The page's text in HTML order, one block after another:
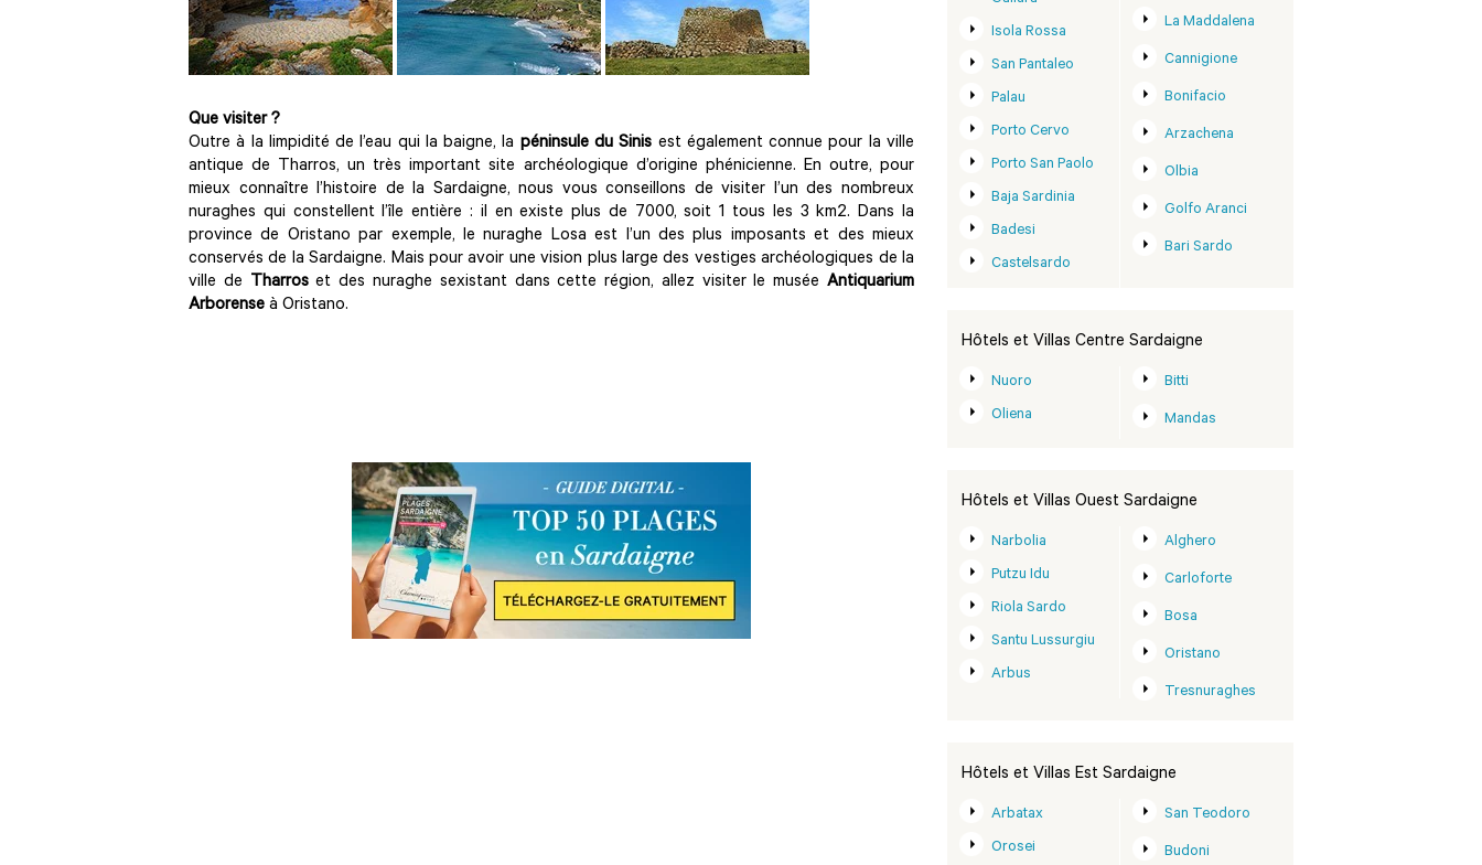
Que visiter ?
Outre à la limpidité de l’eau qui la baigne, la péninsule du Sinis est également connue pour la ville
antique de Tharros, un très important site archéologique d’origine phénicienne. En outre, pour
mieux connaître l’histoire de la Sardaigne, nous vous conseillons de visiter l’un des nombreux
nuraghes qui constellent l’île entière : il en existe plus de 7000, soit 1 tous les 3 km2. Dans la
province de Oristano par exemple, le nuraghe Losa est l’un des plus imposants et des mieux
conservés de la Sardaigne. Mais pour avoir une vision plus large des vestiges archéologiques de la
ville de
Tharroset des nuraghe sexistant dans cette région, allez visiter le musée Antiquarium
Arborense à Oristano.
Isola Rossa
San Pantaleo
Palau
Porto Cervo
Porto San Paolo
Baja Sardinia
Badesi
Castelsardo
La Maddalena
Cannigione
Bonifacio
Arzachena
Olbia
Golfo Aranci
Bari Sardo
Hôtels et Villas Centre Sardaigne
Nuoro
Oliena
Bitti
Mandas
Hôtels et Villas Ouest Sardaigne
Narbolia
Putzu Idu
Riola Sardo
Santu Lussurgiu
Arbus
Alghero
Carloforte
Bosa
Oristano
Tresnuraghes
Hôtels et Villas Est Sardaigne
Arbatax
Orosei
San Teodoro
Budoni